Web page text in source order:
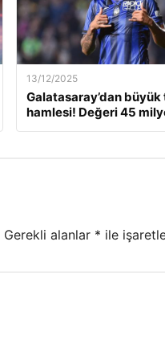
13/12/2025
Galatasaray’dan
hamlesi! Değeri 45
Gerekli alanlar * ile